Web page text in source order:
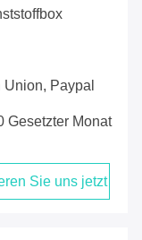
Union, Paypal
Gesetzter Monat
Sie uns jetzt